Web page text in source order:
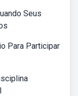
Seus
Para Participar